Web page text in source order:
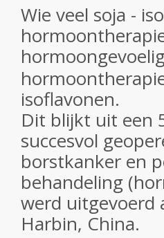
Wie veel soja -
isoflavonen.
Dit blijkt uit een
succesvol
borstkanker en
behandeling
werd uitgevoerd
Harbin, China.